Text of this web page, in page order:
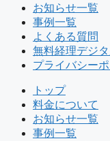
お知らせ一覧
事例一覧
よくある質問
無料経理デジ
プライバシー
トップ
料金について
お知らせ一覧
事例一覧